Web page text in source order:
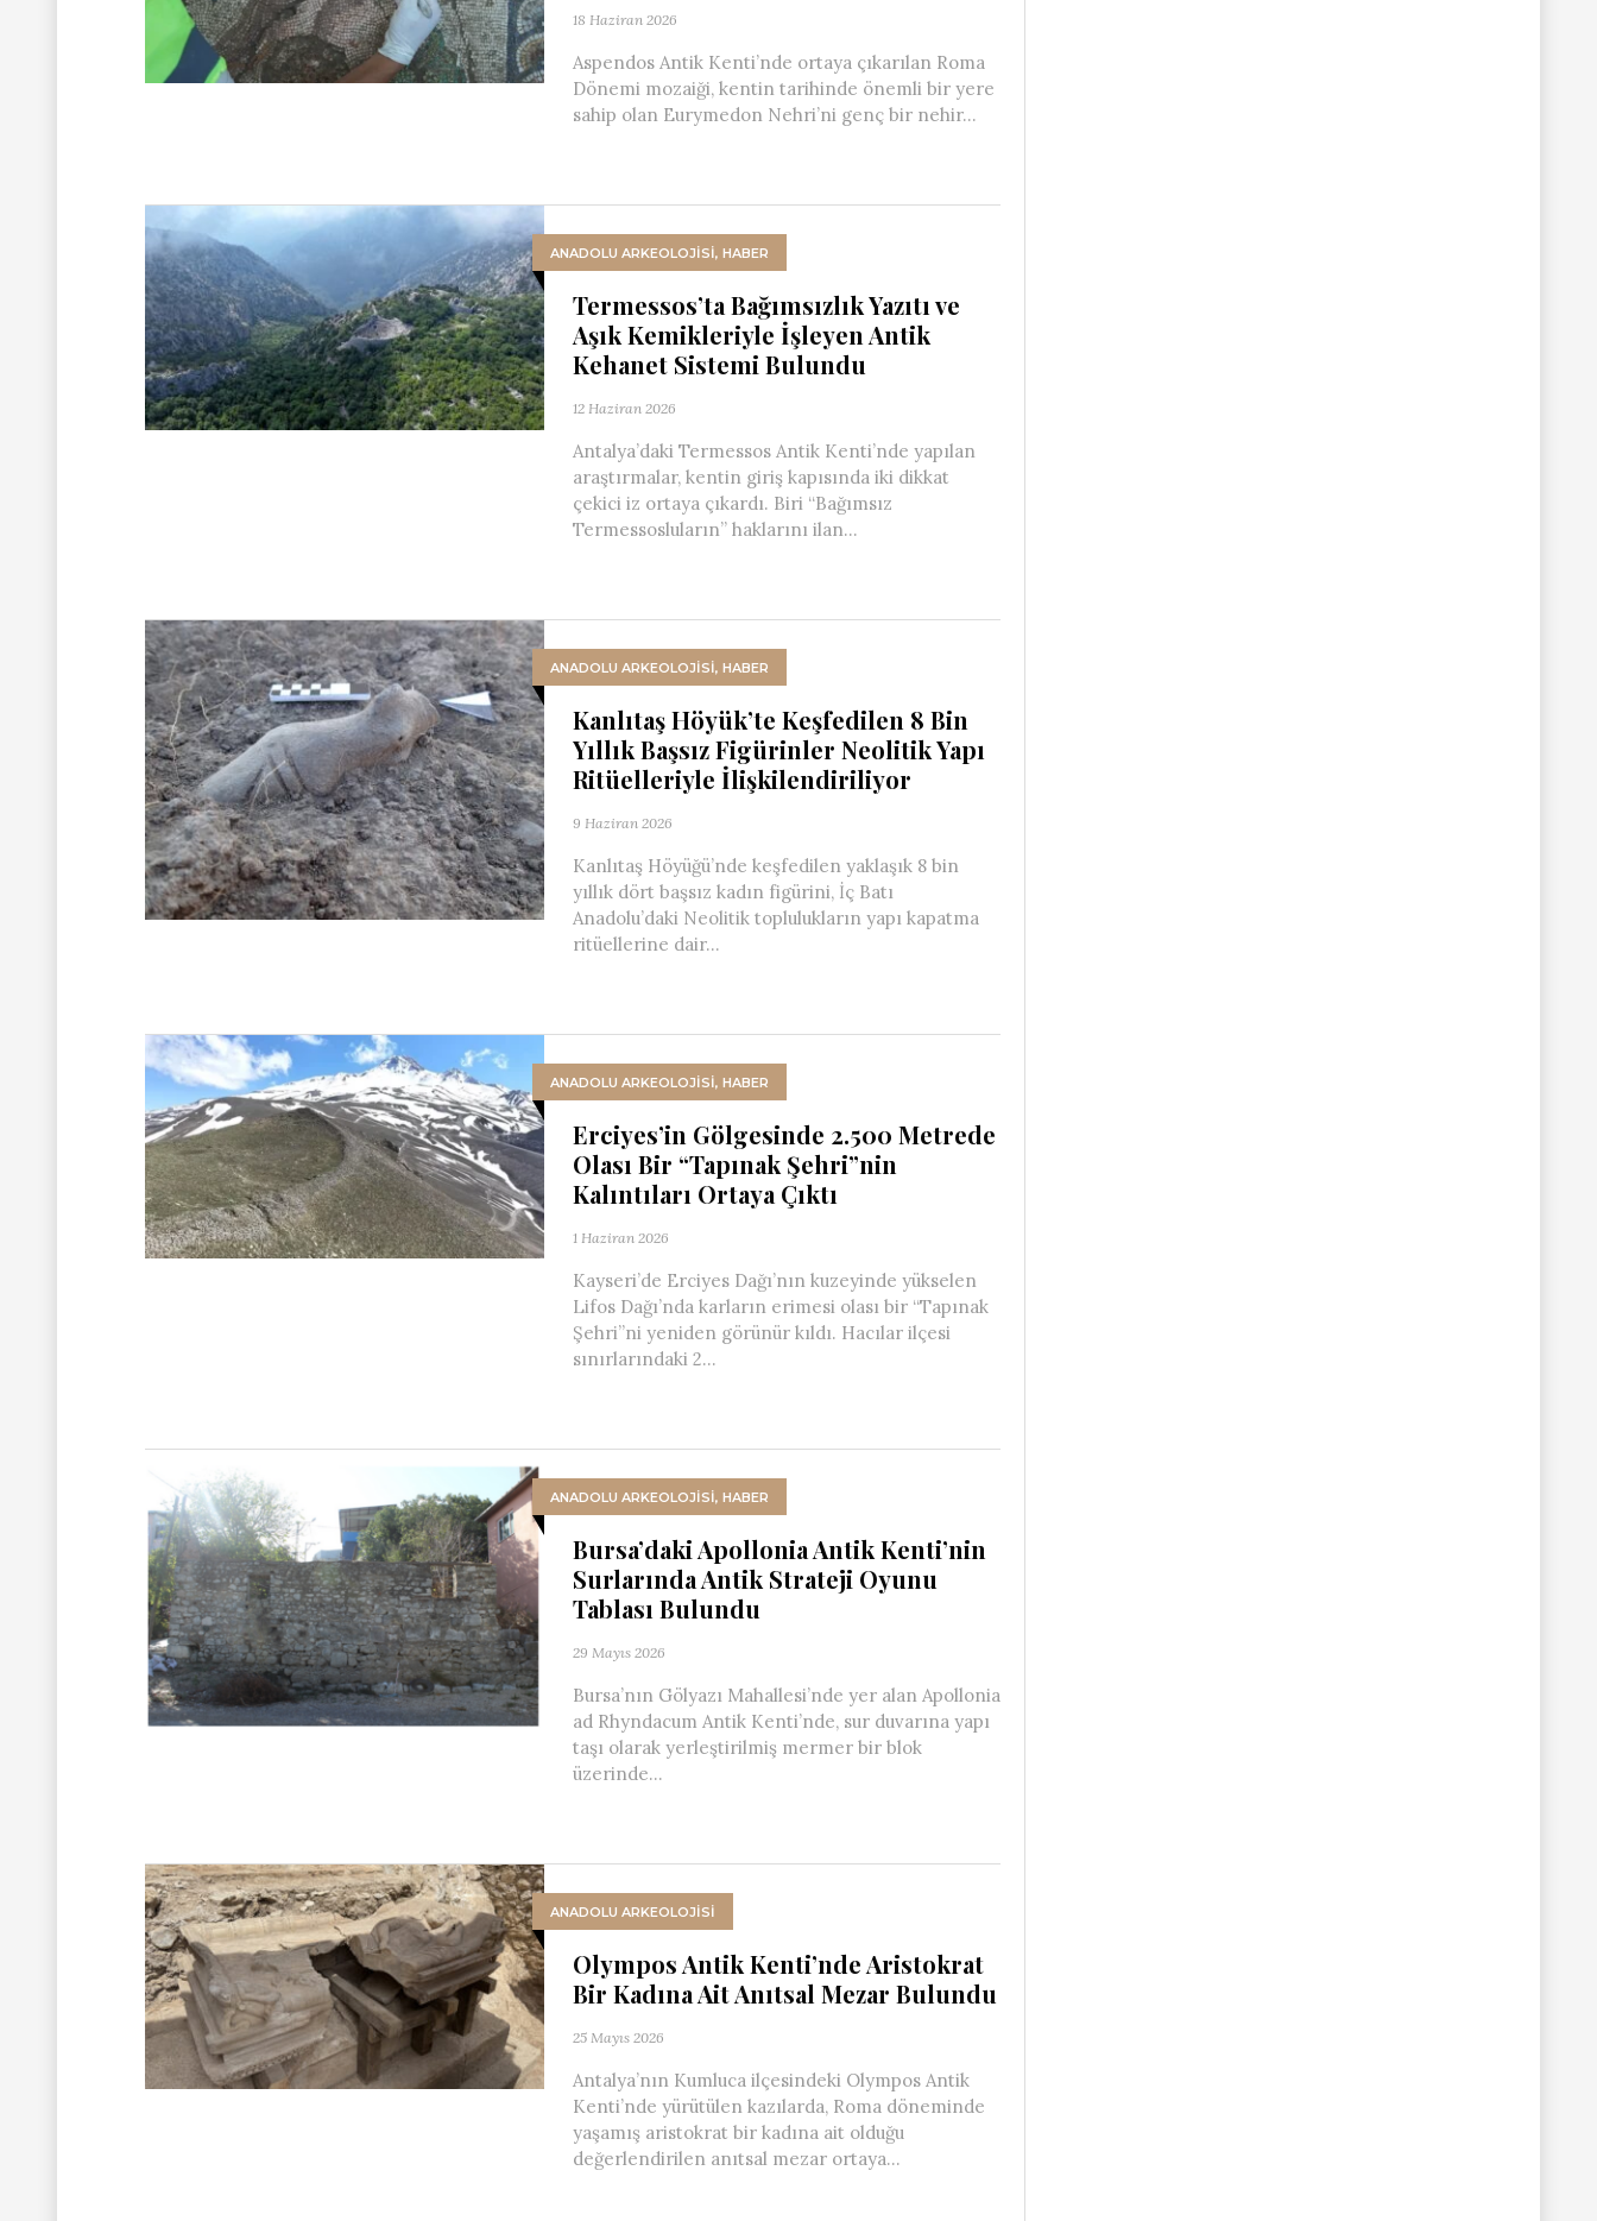
18 Haziran 2026
Aspendos Antik Kenti’nde ortaya çıkarılan Roma
Dönemi mozaiği, kentin tarihinde önemli bir yere
sahip olan Eurymedon Nehri’ni genç bir nehir...
ANADOLU ARKEOLOJİSİ, HABER
Termessos’ta Bağımsızlık Yazıtı ve
Aşık Kemikleriyle İşleyen Antik
Kehanet Sistemi Bulundu
12 Haziran 2026
Antalya’daki Termessos Antik Kenti’nde yapılan
araştırmalar, kentin giriş kapısında iki dikkat
çekici iz ortaya çıkardı. Biri “Bağımsız
Termessosluların” haklarını ilan...
ANADOLU ARKEOLOJİSİ, HABER
Kanlıtaş Höyük’te Keşfedilen 8 Bin
Yıllık Başsız Figürinler Neolitik Yapı
Ritüelleriyle İlişkilendiriliyor
9 Haziran 2026
Kanlıtaş Höyüğü’nde keşfedilen yaklaşık 8 bin
yıllık dört başsız kadın figürini, İç Batı
Anadolu’daki Neolitik toplulukların yapı kapatma
ritüellerine dair...
ANADOLU ARKEOLOJİSİ, HABER
Erciyes’in Gölgesinde 2.500 Metrede
Olası Bir “Tapınak Şehri”nin
Kalıntıları Ortaya Çıktı
1 Haziran 2026
Kayseri’de Erciyes Dağı’nın kuzeyinde yükselen
Lifos Dağı’nda karların erimesi olası bir “Tapınak
Şehri”ni yeniden görünür kıldı. Hacılar ilçesi
sınırlarındaki 2...
ANADOLU ARKEOLOJİSİ, HABER
Bursa’daki Apollonia Antik Kenti’nin
Surlarında Antik Strateji Oyunu
Tablası Bulundu
29 Mayıs 2026
Bursa’nın Gölyazı Mahallesi’nde yer alan Apollonia
ad Rhyndacum Antik Kenti’nde, sur duvarına yapı
taşı olarak yerleştirilmiş mermer bir blok
üzerinde...
ANADOLU ARKEOLOJİSİ
Olympos Antik Kenti’nde Aristokrat
Bir Kadına Ait Anıtsal Mezar Bulundu
25 Mayıs 2026
Antalya’nın Kumluca ilçesindeki Olympos Antik
Kenti’nde yürütülen kazılarda, Roma döneminde
yaşamış aristokrat bir kadına ait olduğu
değerlendirilen anıtsal mezar ortaya...